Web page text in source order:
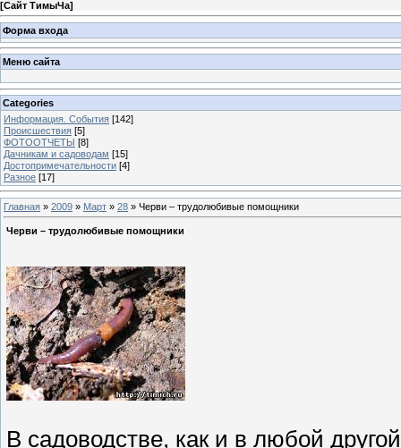
[Сайт ТимыЧа]
Форма входа
Меню сайта
Categories
Информация. События [142]
Происшествия [5]
ФОТООТЧЕТЫ [8]
Дачникам и садоводам [15]
Достопримечательности [4]
Разное [17]
Главная » 2009 » Март » 28 » Черви – трудолюбивые помощники
Черви – трудолюбивые помощники
В садоводстве, как и в любой